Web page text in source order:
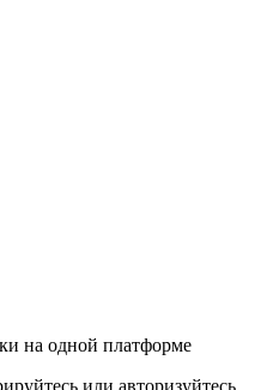
на одной платформе
или авторизуйтесь